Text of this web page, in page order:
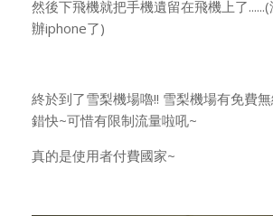
然後下飛機就把手機遺留在飛機上了
辦iphone了)
終於到了雪梨機場嚕!! 雪梨機場有免費
錯快~可惜有限制流量啦吼~
真的是使用者付費國家~